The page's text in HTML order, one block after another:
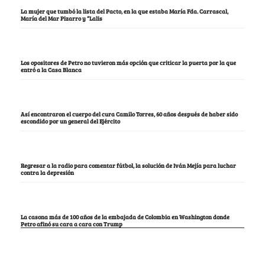
La mujer que tumbó la lista del Pacto, en la que estaba María Fda. Carrascal,
María del Mar Pizarro y “Lalis
Los opositores de Petro no tuvieron más opción que criticar la puerta por la que
entró a la Casa Blanca
Así encontraron el cuerpo del cura Camilo Torres, 60 años después de haber sido
escondido por un general del Ejército
Regresar a la radio para comentar fútbol, la solución de Iván Mejía para luchar
contra la depresión
La casona más de 100 años de la embajada de Colombia en Washington donde
Petro afinó su cara a cara con Trump